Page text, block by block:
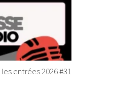
entrées 2026 #31